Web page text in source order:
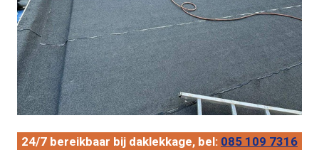
24/7 bereikbaar bij daklekkage, bel: 085 109 7316